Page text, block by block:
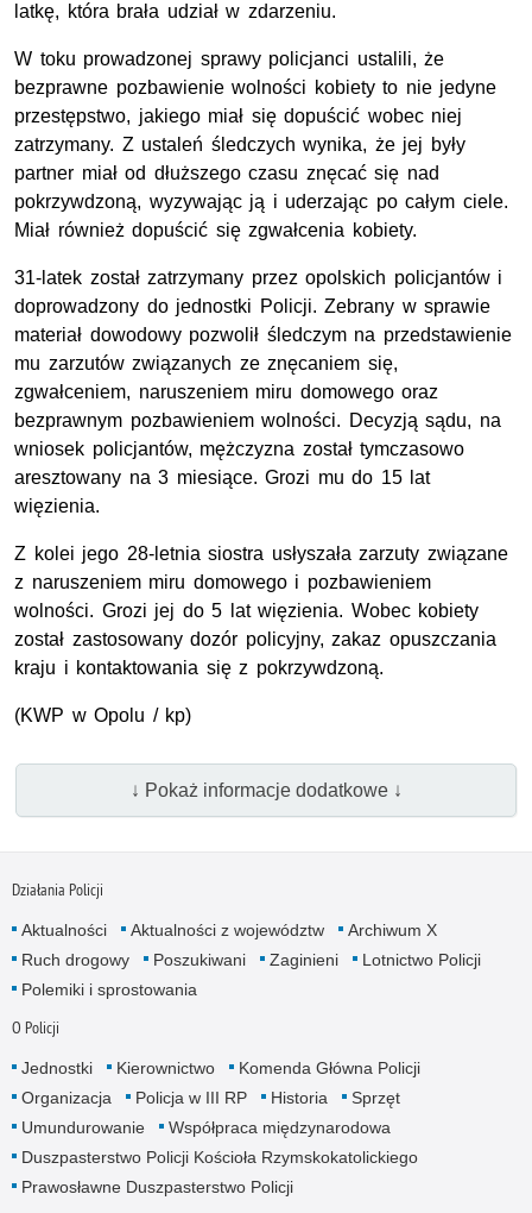
latkę, która brała udział w zdarzeniu.
W toku prowadzonej sprawy policjanci ustalili, że
bezprawne pozbawienie wolności kobiety to nie jedyne
przestępstwo, jakiego miał się dopuścić wobec niej
zatrzymany. Z ustaleń śledczych wynika, że jej były
partner miał od dłuższego czasu znęcać się nad
pokrzywdzoną, wyzywając ją i uderzając po całym ciele.
Miał również dopuścić się zgwałcenia kobiety.
31-latek został zatrzymany przez opolskich policjantów i
doprowadzony do jednostki Policji. Zebrany w sprawie
materiał dowodowy pozwolił śledczym na przedstawienie
mu zarzutów związanych ze znęcaniem się,
zgwałceniem, naruszeniem miru domowego oraz
bezprawnym pozbawieniem wolności. Decyzją sądu, na
wniosek policjantów, mężczyzna został tymczasowo
aresztowany na 3 miesiące. Grozi mu do 15 lat
więzienia.
Z kolei jego 28-letnia siostra usłyszała zarzuty związane
z naruszeniem miru domowego i pozbawieniem
wolności. Grozi jej do 5 lat więzienia. Wobec kobiety
został zastosowany dozór policyjny, zakaz opuszczania
kraju i kontaktowania się z pokrzywdzoną.
(KWP w Opolu / kp)
↓ Pokaż informacje dodatkowe ↓
Działania Policji
Aktualności Aktualności z województw
Archiwum X
Ruch drogowy
Poszukiwani Zaginieni
Lotnictwo Policji
Polemiki i sprostowania
O Policji
Jednostki Kierownictwo
Komenda Główna Policji
Organizacja
Policja w III RP Historia
Sprzęt
Umundurowanie
Współpraca międzynarodowa
Duszpasterstwo Policji Kościoła Rzymskokatolickiego
Prawosławne Duszpasterstwo Policji